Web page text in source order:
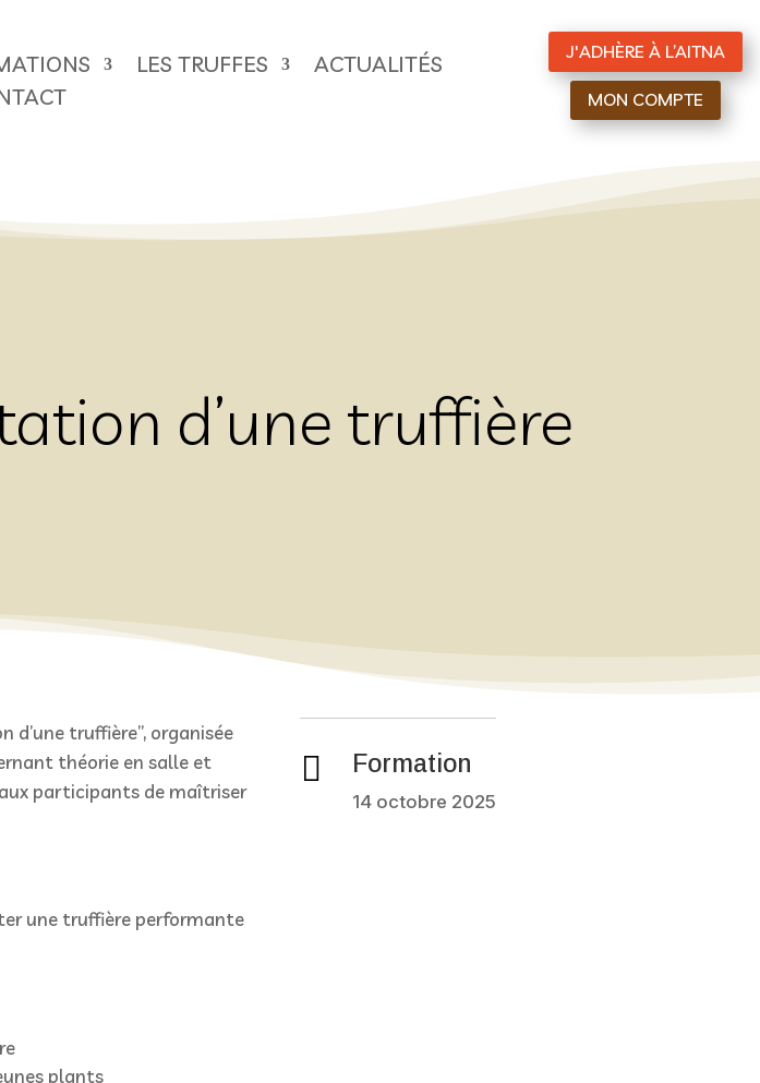
LES TRUFFES
ACTUALITÉS
J'ADHÈRE À L’AITNA
MON COMPTE
d’une truffière
truffière”, organisée
théorie en salle et
participants de maîtriser
une truffière performante
plants
 Formation
14 octobre 2025